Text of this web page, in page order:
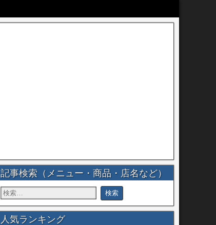
記事検索（メニュー・商品・店名など）
人気ランキング